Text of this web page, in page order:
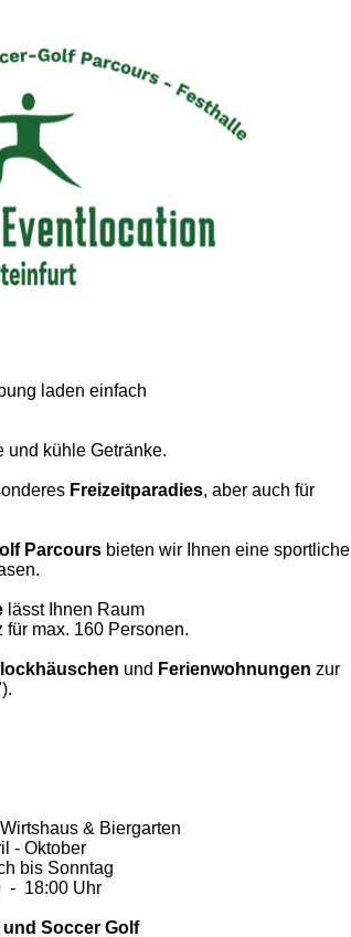
laden einfach
und kühle Getränke.
Freizeitparadies, aber auch für
Parcours bieten wir Ihnen eine sportliche
lässt Ihnen Raum
max. 160 Personen.
und Ferienwohnungen zur
& Biergarten
- Oktober
bis Sonntag
- 18:00 Uhr
Soccer Golf